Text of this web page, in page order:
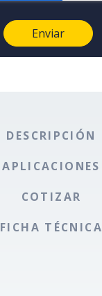
DESCRIPCIÓN
APLICACIONES
COTIZAR
FICHA TÉCNICA